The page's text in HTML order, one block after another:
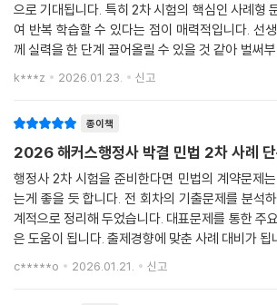
본 교재 인강(할인쿠폰 수록)
으로 기대됩니다. 특히 2차 시험의 핵심인 사례형
여 반복 학습할 수 있다는 점이 매력적입니다. 선
께 실력을 한 단계 끌어올릴 수 있을 것 같아 벌써
의 든든한 동반자가 되어줄 교재입니다!
k***z 2026.01.23. 신고
종이책
2026 해커스행정사 박결 민법 2차 사례
행정사 2차 시험을 준비한다면 민법의 계약문제
는게 좋을 듯 합니다. 전 회차의 기출문제를 분석
계적으로 정리해 두었습니다. 대표문제를 통한 주
은 도움이 됩니다. 출제경향에 맞춘 사례 대비가 됩
c*****o 2026.01.21. 신고